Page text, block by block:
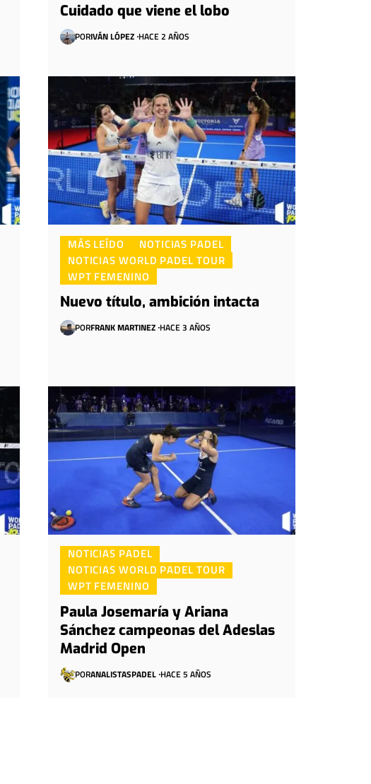
Cuidado que viene el lobo
PORIVÁN LÓPEZ HACE 2 AÑOS
MÁS LEÍDO
NOTICIAS PADEL
NOTICIAS WORLD PADEL TOUR
WPT FEMENINO
Nuevo título, ambición intacta
PORFRANK MARTINEZ HACE 3 AÑOS
NOTICIAS PADEL
NOTICIAS WORLD PADEL TOUR
WPT FEMENINO
Paula Josemaría y Ariana
Sánchez campeonas del Adeslas
Madrid Open
PORANALISTASPADEL HACE 5 AÑOS